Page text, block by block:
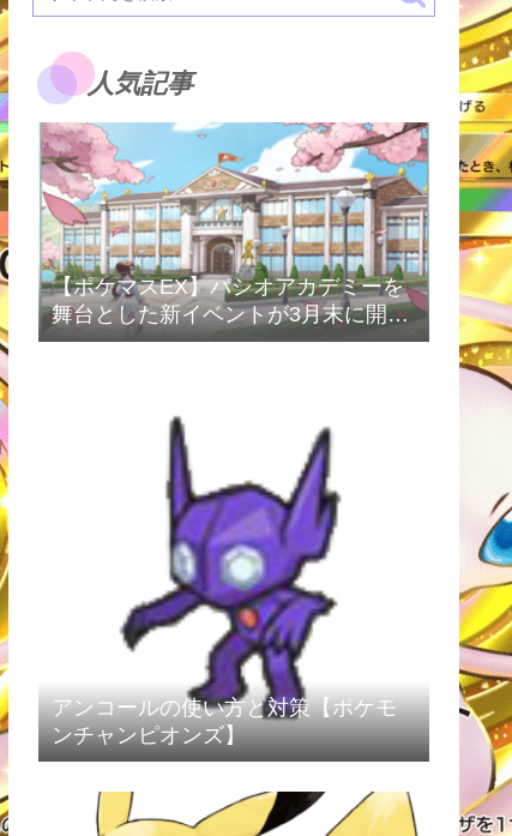
人気記事
【ポケマスEX】パシオアカデミーを
舞台とした新イベントが3月末に開催
予定！
アンコールの使い方と対策【ポケモ
ンチャンピオンズ】